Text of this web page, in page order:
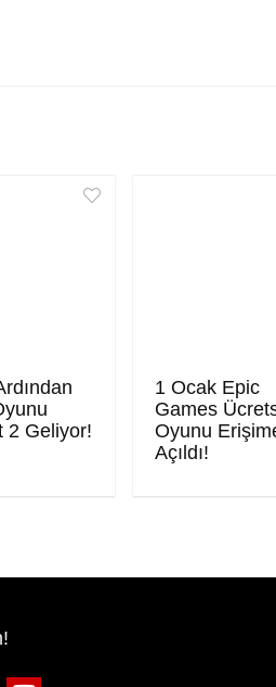
2 Geliyor!
1 Ocak Epic
Games
Oyunu
Açıldı!